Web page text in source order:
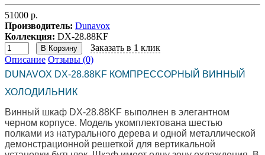
51000 р.
Производитель: Dunavox
Коллекция: DX-28.88KF
В Корзину
Заказать в 1 клик
Описание Отзывы (0)
DUNAVOX DX-28.88KF КОМПРЕССОРНЫЙ ВИННЫЙ
ХОЛОДИЛЬНИК
Винный шкаф DX-28.88KF выполнен в элегантном
черном корпусе. Модель укомплектована шестью
полками из натурального дерева и одной металлической
демонстрационной решеткой для вертикальной